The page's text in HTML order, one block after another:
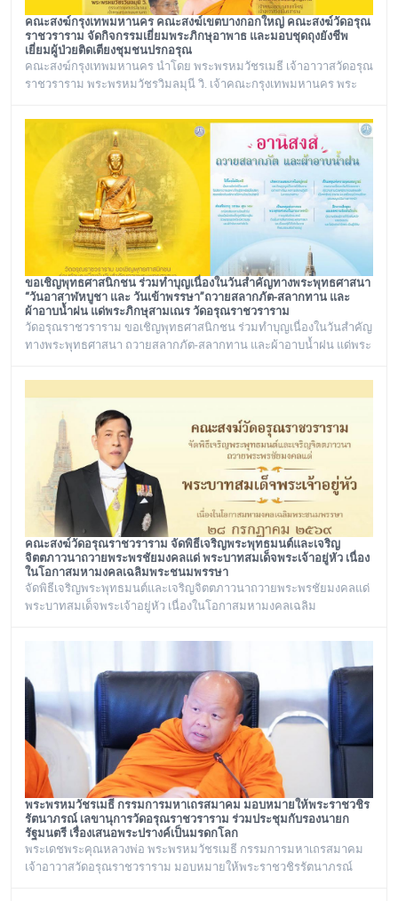
คณะสงฆ์กรุงเทพมหานคร คณะสงฆ์เขตบางกอกใหญ่ คณะสงฆ์วัดอรุณ
ราชวราราม จัดกิจกรรมเยี่ยมพระภิกษุอาพาธ และมอบชุดถุงยังชีพ
เยี่ยมผู้ป่วยติดเตียงชุมชนปรกอรุณ
คณะสงฆ์กรุงเทพมหานคร นำโดย พระพรหมวัชรเมธี เจ้าอาวาสวัดอรุณ
ราชวราราม พระพรหมวัชรวิมลมุนี วิ. เจ้าคณะกรุงเทพมหานคร พระ
และ พระราชวชิรรัตนาภรณ์ ดร. (ชุมพร นิติสาโร) เจ้าคณะแขวงวัด
อรุณ, รองวัดอรุณราชวราราม นายเกียรติวิสุทธิ์ เพ็ชรหมื่นไวย ผู้อำนวย
การเขตบางกอกใหญ่ จัดโครงการเยี่ยมพระภิกษุอาพาธในเขต
บางกอกใหญ่ และเยี่ยม/มอบถุงยัง
ขอเชิญพุทธศาสนิกชน ร่วมทำบุญเนื่องในวันสำคัญทางพระพุทธศาสนา
“วันอาสาฬหบูชา และ วันเข้าพรรษา”ถวายสลากภัต-สลากทาน และ
ผ้าอาบน้ำฝน แด่พระภิกษุสามเณร วัดอรุณราชวราราม
วัดอรุณราชวราราม ขอเชิญพุทธศาสนิกชน ร่วมทำบุญเนื่องในวันสำคัญ
ทางพระพุทธศาสนา ถวายสลากภัต-สลากทาน และผ้าอาบน้ำฝน แด่พระ
พ.ศ. ๒๕๖๙ เวลา ๑๒.๐๐ น. ณ พระวิหาร วัดอรุณราชวราราม
กรุงเทพมหานคร
คณะสงฆ์วัดอรุณราชวราราม จัดพิธีเจริญพระพุทธมนต์และเจริญ
จิตตภาวนาถวายพระพรชัยมงคลแด่ พระบาทสมเด็จพระเจ้าอยู่หัว เนื่อง
ในโอกาสมหามงคลเฉลิมพระชนมพรรษา
จัดพิธีเจริญพระพุทธมนต์และเจริญจิตตภาวนาถวายพระพรชัยมงคลแด่
พระบาทสมเด็จพระเจ้าอยู่หัว เนื่องในโอกาสมหามงคลเฉลิม
ราชวราราม กรุงเทพเทพมหานครในวันอังคาร ที่ ๒๘ กรกฎาคม ๒๕๖๙
พระพรหมวัชรเมธี กรรมการมหาเถรสมาคม มอบหมายให้พระราชวชิร
รัตนาภรณ์ เลขานุการวัดอรุณราชวราราม ร่วมประชุมกับรองนายก
รัฐมนตรี เรื่องเสนอพระปรางค์เป็นมรดกโลก
พระเดชพระคุณหลวงพ่อ พระพรหมวัชรเมธี กรรมการมหาเถรสมาคม
เจ้าอาวาสวัดอรุณราชวราราม มอบหมายให้พระราชวชิรรัตนาภรณ์